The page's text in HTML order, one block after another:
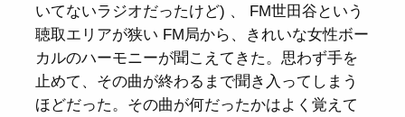
いてないラジオだったけど) 、 FM世田谷という
聴取エリアが狭い FM局から、きれいな女性ボー
カルのハーモニーが聞こえてきた。思わず手を
止めて、その曲が終わるまで聞き入ってしまう
ほどだった。その曲が何だったかはよく覚えて